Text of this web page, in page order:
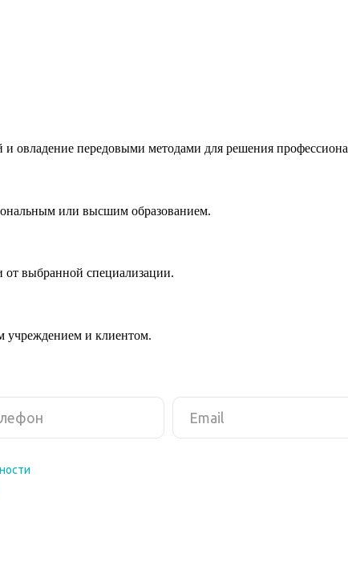
овладение передовыми методами для решения
или высшим образованием.
от выбранной специализации.
учреждением и клиентом.